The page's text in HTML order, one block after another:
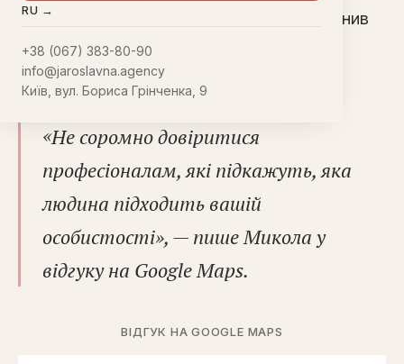
RU →
+38 (067) 383-80-90
info@jaroslavna.agency
Київ, вул. Бориса Грінченка, 9
складно. Але досвід з «Ярославною» змінив
його думку: чесність і професіоналізм
команди виявилися справжніми.
«Не соромно довіритися
професіоналам, які підкажуть, яка
людина підходить вашій
особистості», — пише Микола у
відгуку на Google Maps.
ВІДГУК НА GOOGLE MAPS